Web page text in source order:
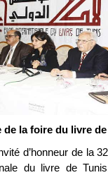
de la foire du livre de
d’honneur de la
du livre de